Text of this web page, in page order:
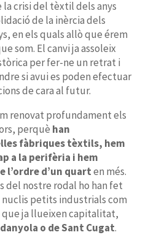
crisi del tèxtil dels anys
de la inèrcia dels
en els quals allò que érem
som. El canvi ja assoleix
per fer-ne un retrat i
si avui es poden efectuar
de cara al futur.
renovat profundament els
perquè han
fàbriques tèxtils, hem
a la perifèria i hem
l’ordre d’un quarten més.
del nostre rodal ho han fet
nuclis petits industrials com
que ja llueixen capitalitat,
o de Sant Cugat.